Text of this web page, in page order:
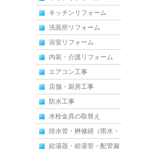
キッチンリフォーム
洗面所リフォーム
浴室リフォーム
内装・介護リフォーム
エアコン工事
店舗・厨房工事
防水工事
水栓金具の取替え
排水管・桝修繕（雨水・
汚水）
給湯器・給湯管・配管漏